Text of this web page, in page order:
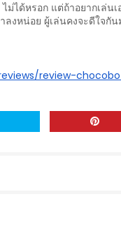
ได้หรอก แต่ถ้าอยากเล่น
ลงหน่อย ผู้เล่นคงจะดีใจ
review-